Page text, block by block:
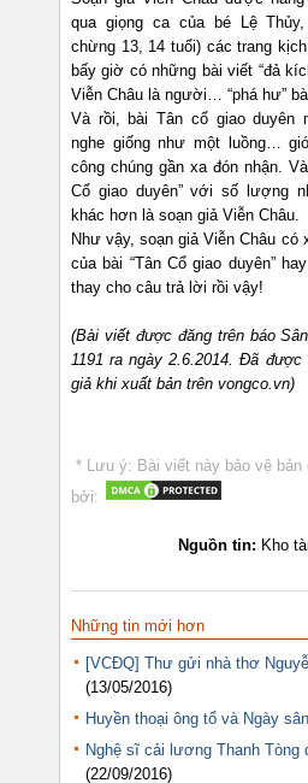
qua giọng ca của bé Lệ
chừng 13, 14 tuổi) các trang
bấy giờ có những bài viết “đả
Viễn Châu là người… “phá hư”
Và rồi, bài Tân cổ giao duyên
nghe giống như một luồng…
công chúng gần xa đón nhận.
Cổ giao duyên” với số lượng
khác hơn là soạn giả Viễn Châu.
Như vậy, soạn giả Viễn Châu có
của bài “Tân Cổ giao duyên”
thay cho câu trả lời rồi vậy!
(Bài viết được đăng trên báo
1191 ra ngày 2.6.2014. Đã
giả khi xuất bản trên vongco.vn)
* Lưu ý: Bài viết này bảo vệ bản
bởi:
Nguồn tin: Kho
Những tin mới hơn
[VCĐQ] Thư gửi nhà thơ
(13/05/2016)
Huyền thoại ông tổ và Ngày
Nghệ sĩ cải lương Thanh Tòng
(22/09/2016)